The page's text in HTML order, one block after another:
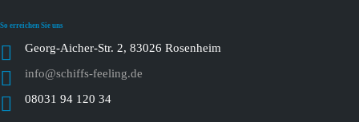
So erreichen Sie uns
Georg-Aicher-Str. 2, 83026 Rosenheim
info@schiffs-feeling.de
08031 94 120 34